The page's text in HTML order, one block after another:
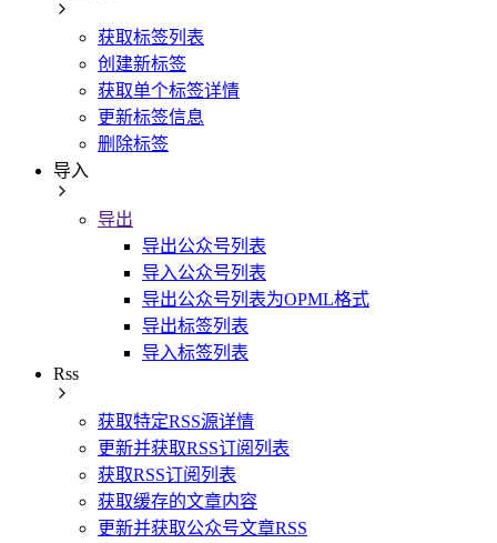
获取标签列表
创建新标签
获取单个标签详情
更新标签信息
删除标签
导入
导出
导出公众号列表
导入公众号列表
导出公众号列表为OPML格式
导出标签列表
导入标签列表
Rss
获取特定RSS源详情
更新并获取RSS订阅列表
获取RSS订阅列表
获取缓存的文章内容
更新并获取公众号文章RSS